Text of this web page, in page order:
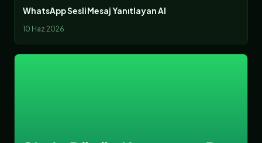
WhatsApp Sesli Mesaj Yanıtlayan AI
10 Haz 2026